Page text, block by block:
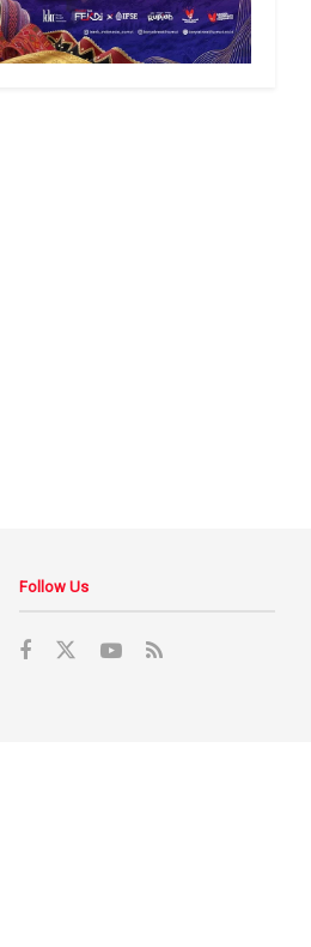
Follow Us